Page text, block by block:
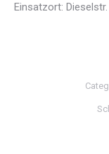
Einsatzort: Dieselstr.